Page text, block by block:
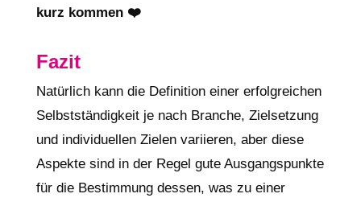
kurz kommen ❤️
Fazit
Natürlich kann die Definition einer erfolgreichen
Selbstständigkeit je nach Branche, Zielsetzung
und individuellen Zielen variieren, aber diese
Aspekte sind in der Regel gute Ausgangspunkte
für die Bestimmung dessen, was zu einer